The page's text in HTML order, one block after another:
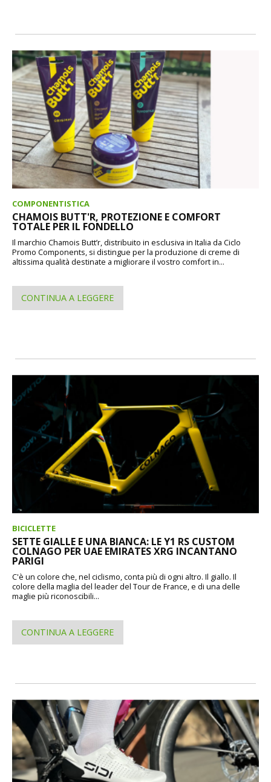
COMPONENTISTICA
CHAMOIS BUTT'R, PROTEZIONE E COMFORT
TOTALE PER IL FONDELLO
Il marchio Chamois Butt’r, distribuito in esclusiva in Italia da Ciclo
Promo Components, si distingue per la produzione di creme di
altissima qualità destinate a migliorare il vostro comfort in...
CONTINUA A LEGGERE
BICICLETTE
SETTE GIALLE E UNA BIANCA: LE Y1 RS CUSTOM
COLNAGO PER UAE EMIRATES XRG INCANTANO
PARIGI
C'è un colore che, nel ciclismo, conta più di ogni altro. Il giallo. Il
colore della maglia del leader del Tour de France, e di una delle
maglie più riconoscibili...
CONTINUA A LEGGERE